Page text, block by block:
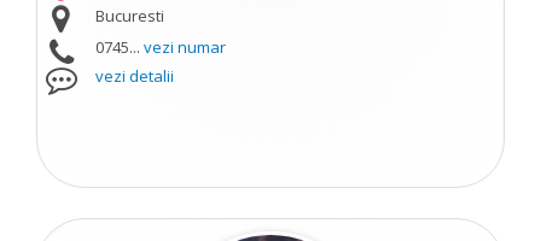
Bucuresti
0745... vezi numar
vezi detalii